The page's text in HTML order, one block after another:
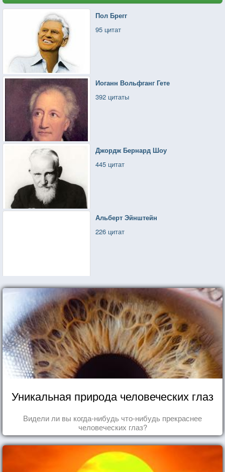
Пол Брегг
95 цитат
Иоганн Вольфганг Гете
392 цитаты
Джордж Бернард Шоу
445 цитат
Альберт Эйнштейн
226 цитат
Уникальная природа человеческих глаз
Видели ли вы когда-нибудь что-нибудь прекраснее
человеческих глаз?